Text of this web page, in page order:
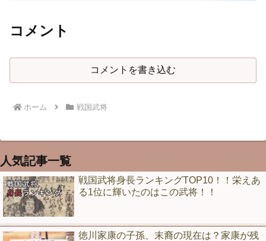
コメント
コメントを書き込む
ホーム 戦国武将
人気記事一覧
戦国武将身長ランキングTOP10！！栄えあ
る1位に輝いたのはこの武将！！
徳川家康の子孫、末裔の現在は？家康が残